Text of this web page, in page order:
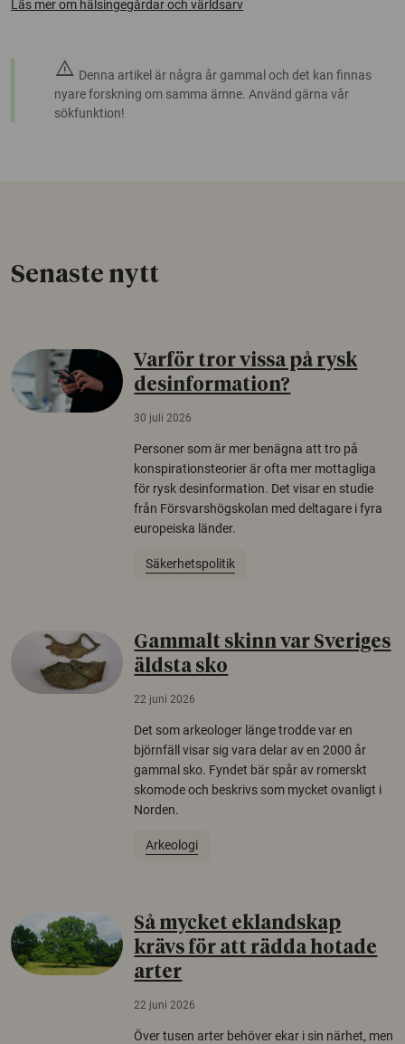
Läs mer om hälsingegårdar och världsarv
warning Denna artikel är några år gammal och det kan finnas
nyare forskning om samma ämne. Använd gärna vår
sökfunktion!
Senaste nytt
Varför tror vissa på rysk
desinformation?
30 juli 2026
Personer som är mer benägna att tro på
konspirationsteorier är ofta mer mottagliga
för rysk desinformation. Det visar en studie
från Försvarshögskolan med deltagare i fyra
europeiska länder.
Säkerhetspolitik
Gammalt skinn var Sveriges
äldsta sko
22 juni 2026
Det som arkeologer länge trodde var en
björnfäll visar sig vara delar av en 2000 år
gammal sko. Fyndet bär spår av romerskt
skomode och beskrivs som mycket ovanligt i
Norden.
Arkeologi
Så mycket eklandskap
krävs för att rädda hotade
arter
22 juni 2026
Över tusen arter behöver ekar i sin närhet, men